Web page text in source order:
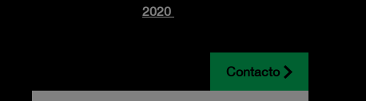
2020
Contacto